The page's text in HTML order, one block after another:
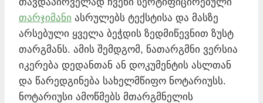
თარჯიმანი ასრულებს ტექსტისა და მასზე
არსებული ყველა ბეჭდის ზედმიწევნით ზუსტ
თარგმანს. ამის შემდგომ, ნათარგმნი ვერსია
იკერება დედანთან ან დოკუმენტის ასლთან
და წარედგინება სახელმწიფო ნოტარიუსს.
ნოტარიუსი ამოწმებს მთარგმნელის